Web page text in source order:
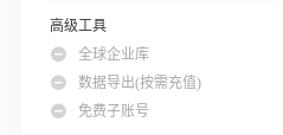
高级工具
全球企业库
数据导出(按需充值)
免费子账号